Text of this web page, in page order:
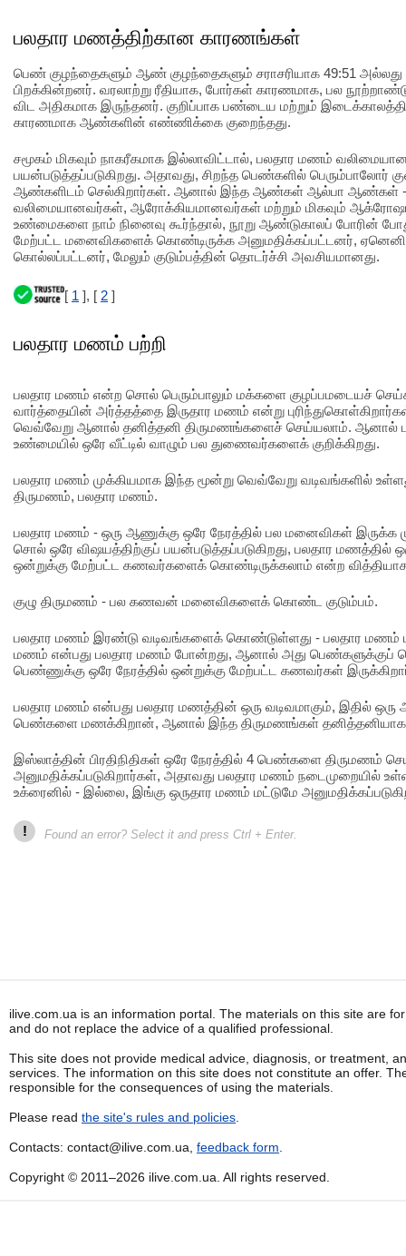
பலதார மணத்திற்கான காரணங்கள்
பெண் குழந்தைகளும் ஆண் குழந்தைகளும் சராசரியாக 49:51 அல்லது
பிறக்கின்றனர். வரலாற்று ரீதியாக, போர்கள் காரணமாக, பல
விட அதிகமாக இருந்தனர். குறிப்பாக பண்டைய மற்றும்
காரணமாக ஆண்களின் எண்ணிக்கை குறைந்தது.
சமூகம் மிகவும் நாகரீகமாக இல்லாவிட்டால், பலதார மணம்
பயன்படுத்தப்படுகிறது. அதாவது, சிறந்த பெண்களில்
ஆண்களிடம் செல்கிறார்கள். ஆனால் இந்த ஆண்கள் ஆல்பா ஆண்கள் -
வலிமையானவர்கள், ஆரோக்கியமானவர்கள் மற்றும் மிகவும்
உண்மைகளை நாம் நினைவு கூர்ந்தால், நூறு ஆண்டுகாலப் போரின்
மேற்பட்ட மனைவிகளைக் கொண்டிருக்க அனுமதிக்கப்பட்டனர்,
கொல்லப்பட்டனர், மேலும் குடும்பத்தின் தொடர்ச்சி அவசியமானது.
[ 1 ], [ 2 ]
பலதார மணம் பற்றி
பலதார மணம் என்ற சொல் பெரும்பாலும் மக்களை குழப்பமடையச்
வார்த்தையின் அர்த்தத்தை இருதார மணம் என்று
வெவ்வேறு ஆனால் தனித்தனி திருமணங்களைச் செய்யலாம். ஆனால்
உண்மையில் ஒரே வீட்டில் வாழும் பல துணைவர்களைக் குறிக்கிறது.
பலதார மணம் முக்கியமாக இந்த மூன்று வெவ்வேறு வடிவங்களில்
திருமணம், பலதார மணம்.
பலதார மணம் - ஒரு ஆணுக்கு ஒரே நேரத்தில் பல மனைவிகள் இருக்க
சொல் ஒரே விஷயத்திற்குப் பயன்படுத்தப்படுகிறது, பலதார மணத்தில்
ஒன்றுக்கு மேற்பட்ட கணவர்களைக் கொண்டிருக்கலாம் என்ற
குழு திருமணம் - பல கணவன் மனைவிகளைக் கொண்ட குடும்பம்.
பலதார மணம் இரண்டு வடிவங்களைக் கொண்டுள்ளது - பலதார மணம்
மணம் என்பது பலதார மணம் போன்றது, ஆனால் அது பெண்களுக்குப்
பெண்ணுக்கு ஒரே நேரத்தில் ஒன்றுக்கு மேற்பட்ட கணவர்கள்
பலதார மணம் என்பது பலதார மணத்தின் ஒரு வடிவமாகும், இதில்
பெண்களை மணக்கிறான், ஆனால் இந்த திருமணங்கள் தனித்தனியாக
இஸ்லாத்தின் பிரதிநிதிகள் ஒரே நேரத்தில் 4 பெண்களை திருமணம்
அனுமதிக்கப்படுகிறார்கள், அதாவது பலதார மணம் நடைமுறையில்
உக்ரைனில் - இல்லை, இங்கு ஒருதார மணம் மட்டுமே
! Found an error? Select it and press Ctrl + Enter.
ilive.com.ua is an information portal. The materials on this site are
and do not replace the advice of a qualified professional.
This site does not provide medical advice, diagnosis, or treatment,
services. The information on this site does not constitute an offer.
responsible for the consequences of using the materials.
Please read the site's rules and policies
Contacts: contact@ilive.com.ua, feedback form
Copyright © 2011–2026 ilive.com.ua. All rights reserved.